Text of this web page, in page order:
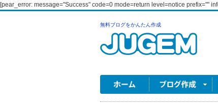
[pear_error: message="Success" code=0 mode=return level=notice prefix=""
無料ブログをかんたん作成